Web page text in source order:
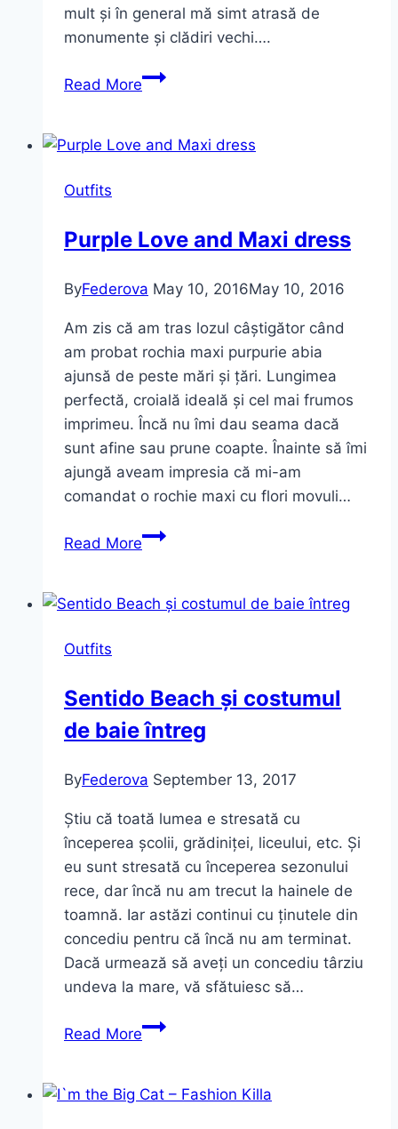
mult și în general mă simt atrasă de
monumente și clădiri vechi….
Read MoreLângă
~
ani
Outfits
Purple Love and Maxi dress
ByFederova May 10, 2016May 10, 2016
Am zis că am tras lozul câștigător când
am probat rochia maxi purpurie abia
ajunsă de peste mări și țări. Lungimea
perfectă, croială ideală și cel mai frumos
imprimeu. Încă nu îmi dau seama dacă
sunt afine sau prune coapte. Înainte să îmi
ajungă aveam impresia că mi-am
comandat o rochie maxi cu flori movuli…
Read MorePurple
Maxi
Outfits
Sentido Beach și costumul
de baie întreg
ByFederova September 13, 2017
Știu că toată lumea e stresată cu
începerea școlii, grădiniței, liceului, etc. Și
eu sunt stresată cu începerea sezonului
rece, dar încă nu am trecut la hainele de
toamnă. Iar astăzi continui cu ținutele din
concediu pentru că încă nu am terminat.
Dacă urmează să aveți un concediu târziu
undeva la mare, vă sfătuiesc să…
Read MoreSentido
costumul